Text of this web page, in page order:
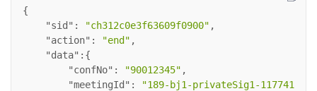
{
"sid" : "ch312c0e3f63609f0900" ,
"action" : "end" ,
"data" :{
"confNo" : "90012345" ,
"meetingId" :
"189-bj1-privateSig1-